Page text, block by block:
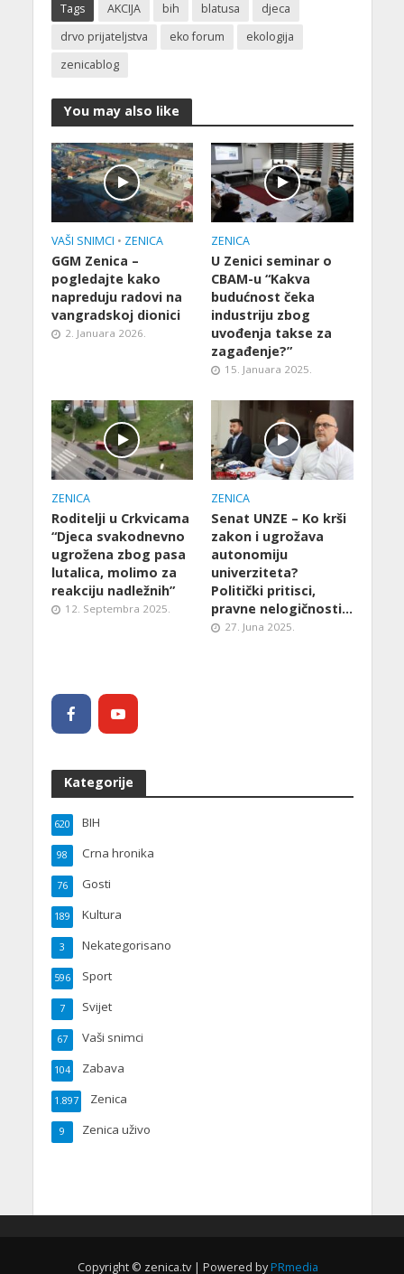
Tags AKCIJA bih blatusa
djeca
drvo prijateljstva
eko forum
ekologija
zenicablog
You may also like
VAŠI SNIMCI • ZENICA
GGM Zenica –
pogledajte kako
napreduju radovi na
vangradskoj dionici
2. Januara 2026.
ZENICA
U Zenici seminar o
CBAM-u “Kakva
budućnost čeka
industriju zbog
uvođenja takse za
zagađenje?”
15. Januara 2025.
ZENICA
Roditelji u Crkvicama
“Djeca svakodnevno
ugrožena zbog pasa
lutalica, molimo za
reakciju nadležnih”
12. Septembra 2025.
ZENICA
Senat UNZE – Ko krši
zakon i ugrožava
autonomiju
univerziteta?
Politički pritisci,
pravne nelogičnosti…
27. Juna 2025.
Kategorije
BIH
620
Crna hronika
98
Gosti
76
Kultura
189
Nekategorisano
3
Sport
596
Svijet
7
Vaši snimci
67
Zabava
104
Zenica
1.897
Zenica uživo
9
Copyright © zenica.tv | Powered by PRmedia